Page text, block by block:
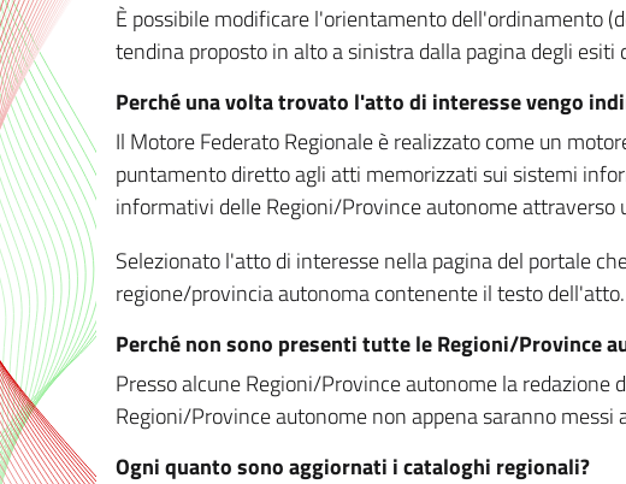
È possibile modificare l'orientamento dell'ordinamento
tendina proposto in alto a sinistra dalla pagina degli esiti
Perché una volta trovato l'atto di interesse vengo
Il Motore Federato Regionale è realizzato come un
puntamento diretto agli atti memorizzati sui sistemi
informativi delle Regioni/Province autonome attraverso
Selezionato l'atto di interesse nella pagina del portale
regione/provincia autonoma contenente il testo dell'atto.
Perché non sono presenti tutte le Regioni/Province
Presso alcune Regioni/Province autonome la
Regioni/Province autonome non appena saranno messi
Ogni quanto sono aggiornati i cataloghi regionali?